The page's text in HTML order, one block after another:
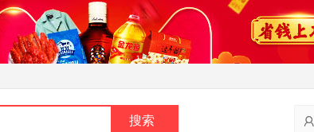
